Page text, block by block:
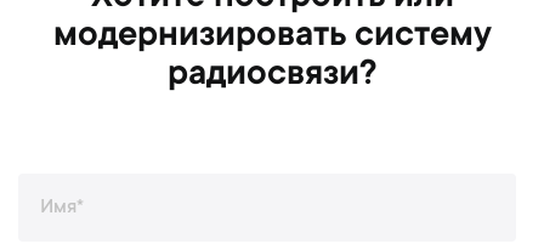
модернизировать систему
радиосвязи?